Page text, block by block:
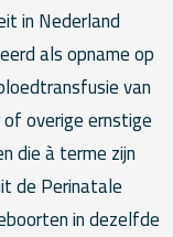
in Nederland
als opname op
van
overige ernstige
die à terme zijn
de Perinatale
in dezelfde